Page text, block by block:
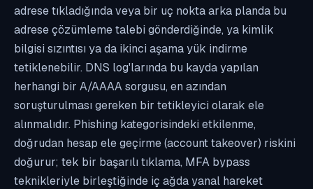
adrese tıkladığında veya bir uç nokta arka planda bu
adrese çözümleme talebi gönderdiğinde, ya kimlik
bilgisi sızıntısı ya da ikinci aşama yük indirme
tetiklenebilir. DNS log'larında bu kayda yapılan
herhangi bir A/AAAA sorgusu, en azından
soruşturulması gereken bir tetikleyici olarak ele
alınmalıdır. Phishing kategorisindeki etkilenme,
doğrudan hesap ele geçirme (account takeover) riskini
doğurur; tek bir başarılı tıklama, MFA bypass
teknikleriyle birleştiğinde iç ağda yanal hareket